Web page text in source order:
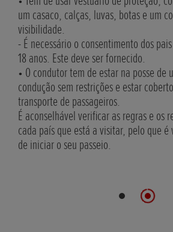
forma de comunicar é ter sinais ou
poder comunicar, mesmo sem um